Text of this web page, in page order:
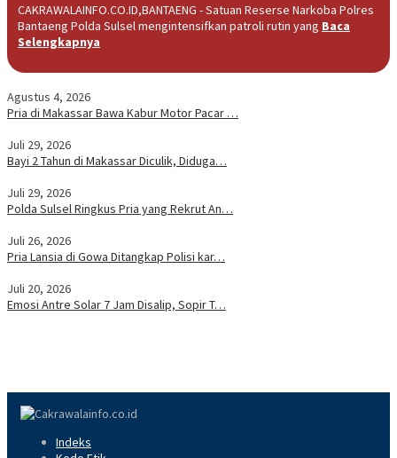
CAKRAWALAINFO.CO.ID,BANTAENG - Satuan Reserse Narkoba Polres
Bantaeng Polda Sulsel mengintensifkan patroli rutin yang Baca
Selengkapnya
Agustus 4, 2026
Pria di Makassar Bawa Kabur Motor Pacar …
Juli 29, 2026
Bayi 2 Tahun di Makassar Diculik, Diduga…
Juli 29, 2026
Polda Sulsel Ringkus Pria yang Rekrut An…
Juli 26, 2026
Pria Lansia di Gowa Ditangkap Polisi kar…
Juli 20, 2026
Emosi Antre Solar 7 Jam Disalip, Sopir T…
Indeks